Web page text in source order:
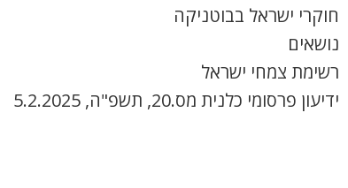
חוקרי ישראל בבוטניקה
נושאים
רשימת צמחי ישראל
ידיעון פרסומי כלנית מס.20, תשפ"ה, 5.2.2025